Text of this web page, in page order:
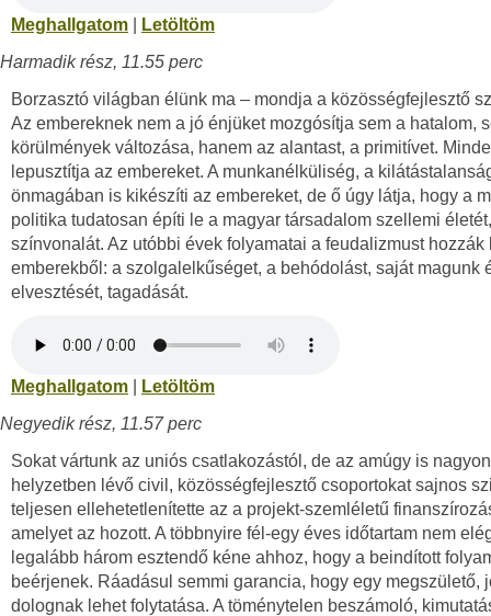
Meghallgatom
Letöltöm
Harmadik rész, 11.55 perc
Borzasztó világban élünk ma – mondja a közösségfejlesztő
Az embereknek nem a jó énjüket mozgósítja sem a hatalom,
körülmények változása, hanem az alantast, a primitívet.
lepusztítja az embereket. A munkanélküliség, a
önmagában is kikészíti az embereket, de ő úgy látja, hogy a
politika tudatosan építi le a magyar társadalom szellemi életét,
színvonalát. Az utóbbi évek folyamatai a feudalizmust hozzák
emberekből: a szolgalelkűséget, a behódolást, saját magunk
elvesztését, tagadását.
Meghallgatom
Letöltöm
Negyedik rész, 11.57 perc
Sokat vártunk az uniós csatlakozástól, de az amúgy is
helyzetben lévő civil, közösségfejlesztő csoportokat sajnos
teljesen ellehetetlenítette az a projekt-szemléletű
amelyet az hozott. A többnyire fél-egy éves időtartam nem
legalább három esztendő kéne ahhoz, hogy a beindított
beérjenek. Ráadásul semmi garancia, hogy egy megszülető,
dolognak lehet folytatása. A töménytelen beszámoló,